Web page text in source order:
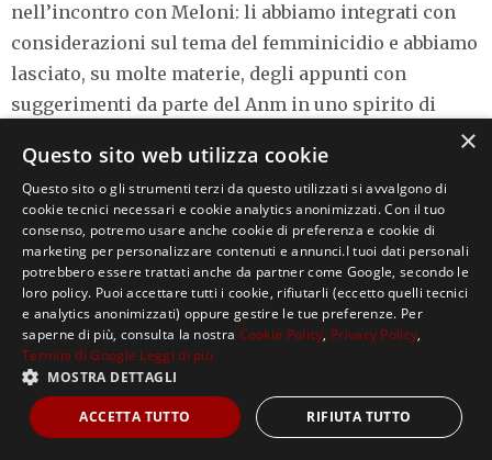
nell’incontro con Meloni: li abbiamo integrati con
considerazioni sul tema del femminicidio e abbiamo
lasciato, su molte materie, degli appunti con
suggerimenti da parte del Anm in uno spirito di
estrema attenzione. Adesso speriamo che su molti
punti ci possa essere una risposta concreta. Non c’è
accordo su tutto, ma su molti temi direi che c’è stata
una sintonia sicuramente”. Così il presidente
dell’Anm, Cesare Parodi, dopo aver incontrato il
guardasigilli Carlo Nordio. L’incontro è durato due
ore e a quanto si apprende non è stato affrontato
l’argomento della riforma della separazione delle
carriere.
×
Questo sito web utilizza cookie
Questo sito o gli strumenti terzi da questo utilizzati si avvalgono di
cookie tecnici necessari e cookie analytics anonimizzati. Con il tuo
consenso, potremo usare anche cookie di preferenza e cookie di
marketing per personalizzare contenuti e annunci.I tuoi dati personali
potrebbero essere trattati anche da partner come Google, secondo le
loro policy. Puoi accettare tutti i cookie, rifiutarli (eccetto quelli tecnici
e analytics anonimizzati) oppure gestire le tue preferenze. Per
saperne di più, consulta la nostra Cookie Policy, Privacy Policy,
Termini di Google Leggi di più
MOSTRA DETTAGLI
ACCETTA TUTTO RIFIUTA TUTTO